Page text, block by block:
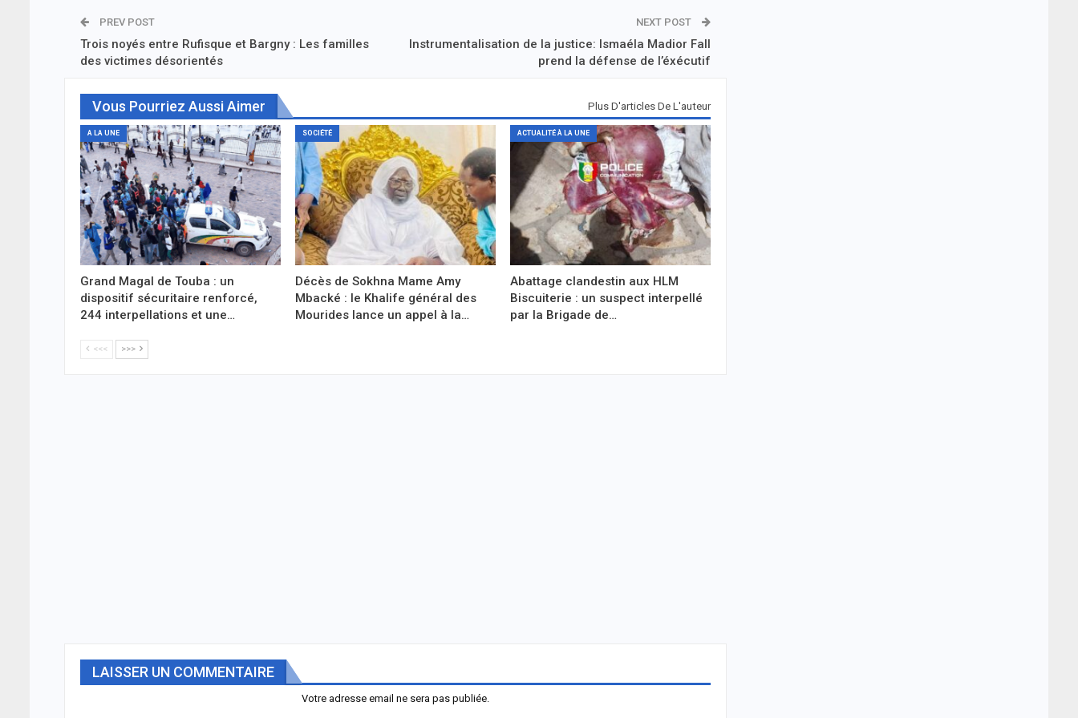
PREV POST
Trois noyés entre Rufisque et Bargny : Les familles
des victimes désorientés
NEXT POST
Instrumentalisation de la justice: Ismaéla Madior Fall
prend la défense de l’éxécutif
Vous Pourriez Aussi Aimer Plus D'articles De L'auteur
A LA UNE
Grand Magal de Touba : un
dispositif sécuritaire renforcé,
244 interpellations et une…
SOCIÉTÉ
Décès de Sokhna Mame Amy
Mbacké : le Khalife général des
Mourides lance un appel à la…
ACTUALITÉ À LA UNE
Abattage clandestin aux HLM
Biscuiterie : un suspect interpellé
par la Brigade de…
<<< >>>
LAISSER UN COMMENTAIRE
Votre adresse email ne sera pas publiée.